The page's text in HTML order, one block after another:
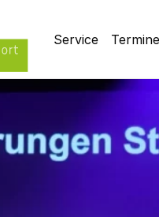
Service Termine